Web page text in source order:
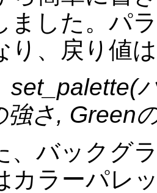
ました。パ
り、戻り値
set_palette(
強さ, Green
バックグ
カラーパレ